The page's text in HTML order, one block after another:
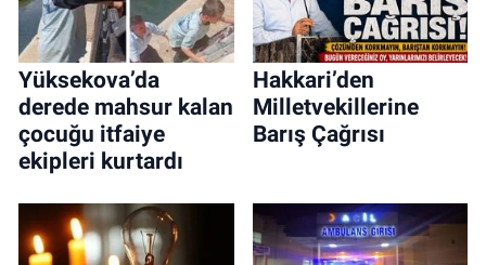
Yüksekova’da
derede mahsur kalan
çocuğu itfaiye
ekipleri kurtardı
Hakkari’den
Milletvekillerine
Barış Çağrısı